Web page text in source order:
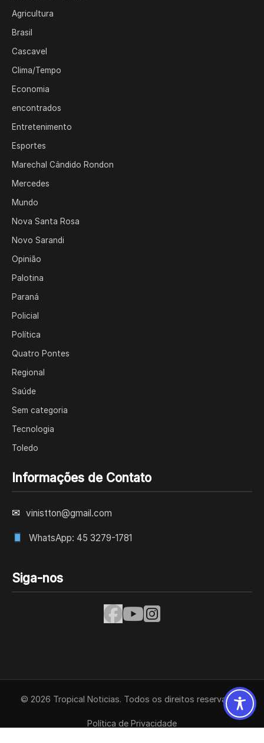
Agricultura
Brasil
Cascavel
Clima/Tempo
Economia
encontrados
Entretenimento
Esportes
Marechal Cândido Rondon
Mercedes
Mundo
Nova Santa Rosa
Novo Sarandi
Opinião
Palotina
Paraná
Policial
Política
Quatro Pontes
Regional
Saúde
Sem categoria
Tecnologia
Toledo
Informações de Contato
✉ vinistton@gmail.com
WhatsApp: 45 3279-1781
Siga-nos
© 2026 Tropical Noticias. Todos os direitos reservados.
Política de Privacidade